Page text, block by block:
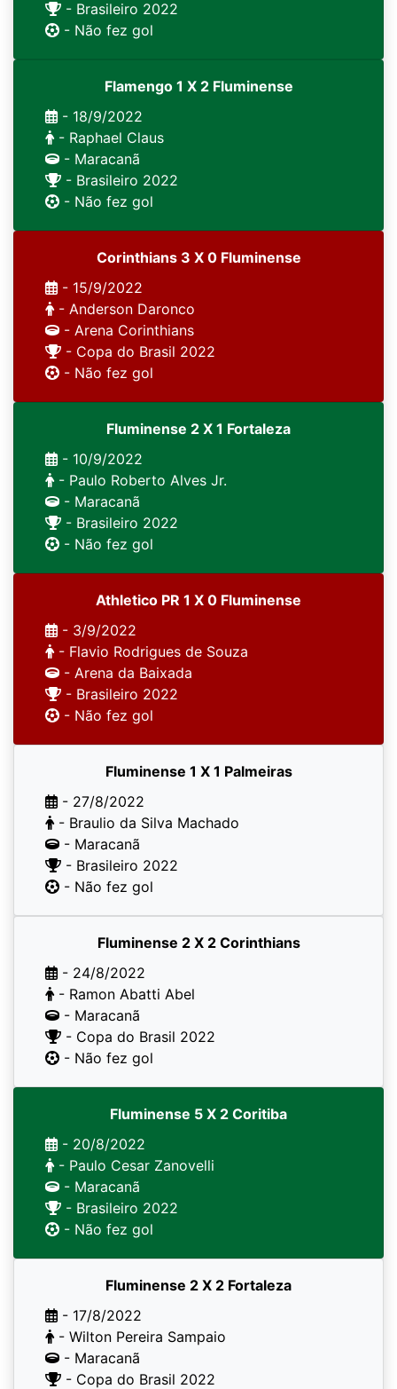
- Brasileiro 2022
- Não fez gol
Flamengo 1 X 2 Fluminense
- 18/9/2022
- Raphael Claus
- Maracanã
- Brasileiro 2022
- Não fez gol
Corinthians 3 X 0 Fluminense
- 15/9/2022
- Anderson Daronco
- Arena Corinthians
- Copa do Brasil 2022
- Não fez gol
Fluminense 2 X 1 Fortaleza
- 10/9/2022
- Paulo Roberto Alves Jr.
- Maracanã
- Brasileiro 2022
- Não fez gol
Athletico PR 1 X 0 Fluminense
- 3/9/2022
- Flavio Rodrigues de Souza
- Arena da Baixada
- Brasileiro 2022
- Não fez gol
Fluminense 1 X 1 Palmeiras
- 27/8/2022
- Braulio da Silva Machado
- Maracanã
- Brasileiro 2022
- Não fez gol
Fluminense 2 X 2 Corinthians
- 24/8/2022
- Ramon Abatti Abel
- Maracanã
- Copa do Brasil 2022
- Não fez gol
Fluminense 5 X 2 Coritiba
- 20/8/2022
- Paulo Cesar Zanovelli
- Maracanã
- Brasileiro 2022
- Não fez gol
Fluminense 2 X 2 Fortaleza
- 17/8/2022
- Wilton Pereira Sampaio
- Maracanã
- Copa do Brasil 2022